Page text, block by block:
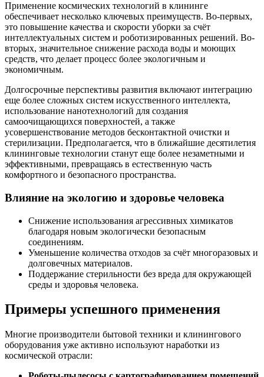
Применение космических технологий в клининге
обеспечивает несколько ключевых преимуществ. Во-первых,
это повышение качества и скорости уборки за счёт
интеллектуальных систем и роботизированных решений. Во-
вторых, значительное снижение расхода воды и моющих
средств, что делает процесс более экологичным и
экономичным.
Долгосрочные перспективы развития включают интеграцию
еще более сложных систем искусственного интеллекта,
использование нанотехнологий для создания
самоочищающихся поверхностей, а также
усовершенствование методов бесконтактной очистки и
стерилизации. Предполагается, что в ближайшие десятилетия
клининговые технологии станут еще более незаметными и
эффективными, превращаясь в естественную часть
комфортного и безопасного пространства.
Влияние на экологию и здоровье человека
Снижение использования агрессивных химикатов
благодаря новым экологически безопасным
соединениям.
Уменьшение количества отходов за счёт многоразовых и
долговечных материалов.
Поддержание стерильности без вреда для окружающей
среды и здоровья человека.
Примеры успешного применения
Многие производители бытовой техники и клинингового
оборудования уже активно используют наработки из
космической отрасли: